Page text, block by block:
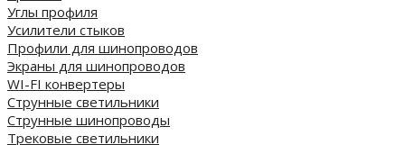
Углы профиля
Усилители стыков
Профили для шинопроводов
Экраны для шинопроводов
WI-FI конвертеры
Струнные светильники
Струнные шинопроводы
Трековые светильники